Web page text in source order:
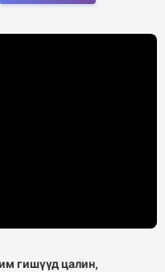
гишүүд цалин,